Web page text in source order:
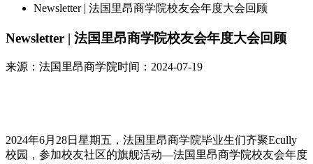
Newsletter | 法国里昂商学院校友会年度大会回顾
Newsletter | 法国里昂商学院校友会年度大会回顾
来源：法国里昂商学院时间：2024-07-19
2024年6月28日星期五，法国里昂商学院毕业生们齐聚Ecully
校园，参加校友社区的旗舰活动—法国里昂商学院校友会年度